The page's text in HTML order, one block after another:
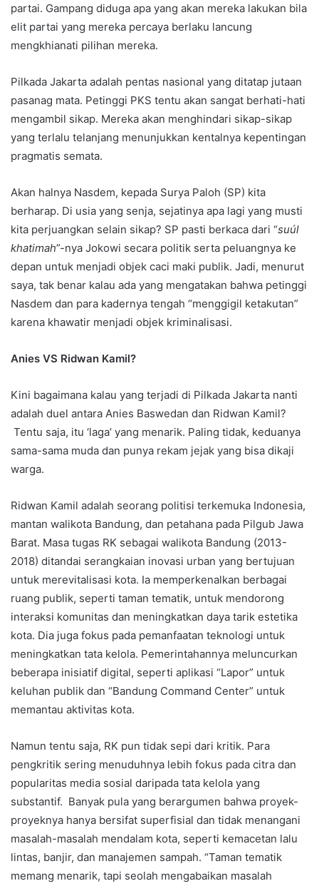
partai. Gampang diduga apa yang akan mereka lakukan bila
elit partai yang mereka percaya berlaku lancung
mengkhianati pilihan mereka.
Pilkada Jakarta adalah pentas nasional yang ditatap jutaan
pasanag mata. Petinggi PKS tentu akan sangat berhati-hati
mengambil sikap. Mereka akan menghindari sikap-sikap
yang terlalu telanjang menunjukkan kentalnya kepentingan
pragmatis semata.
Akan halnya Nasdem, kepada Surya Paloh (SP) kita
berharap. Di usia yang senja, sejatinya apa lagi yang musti
kita perjuangkan selain sikap? SP pasti berkaca dari “suúl
khatimah”-nya Jokowi secara politik serta peluangnya ke
depan untuk menjadi objek caci maki publik. Jadi, menurut
saya, tak benar kalau ada yang mengatakan bahwa petinggi
Nasdem dan para kadernya tengah “menggigil ketakutan”
karena khawatir menjadi objek kriminalisasi.
Anies VS Ridwan Kamil?
Kini bagaimana kalau yang terjadi di Pilkada Jakarta nanti
adalah duel antara Anies Baswedan dan Ridwan Kamil?
Tentu saja, itu ‘laga’ yang menarik. Paling tidak, keduanya
sama-sama muda dan punya rekam jejak yang bisa dikaji
warga.
Ridwan Kamil adalah seorang politisi terkemuka Indonesia,
mantan walikota Bandung, dan petahana pada Pilgub Jawa
Barat. Masa tugas RK sebagai walikota Bandung (2013-
2018) ditandai serangkaian inovasi urban yang bertujuan
untuk merevitalisasi kota. Ia memperkenalkan berbagai
ruang publik, seperti taman tematik, untuk mendorong
interaksi komunitas dan meningkatkan daya tarik estetika
kota. Dia juga fokus pada pemanfaatan teknologi untuk
meningkatkan tata kelola. Pemerintahannya meluncurkan
beberapa inisiatif digital, seperti aplikasi “Lapor” untuk
keluhan publik dan “Bandung Command Center” untuk
memantau aktivitas kota.
Namun tentu saja, RK pun tidak sepi dari kritik. Para
pengkritik sering menuduhnya lebih fokus pada citra dan
popularitas media sosial daripada tata kelola yang
substantif. Banyak pula yang berargumen bahwa proyek-
proyeknya hanya bersifat superfisial dan tidak menangani
masalah-masalah mendalam kota, seperti kemacetan lalu
lintas, banjir, dan manajemen sampah. “Taman tematik
memang menarik, tapi seolah mengabaikan masalah